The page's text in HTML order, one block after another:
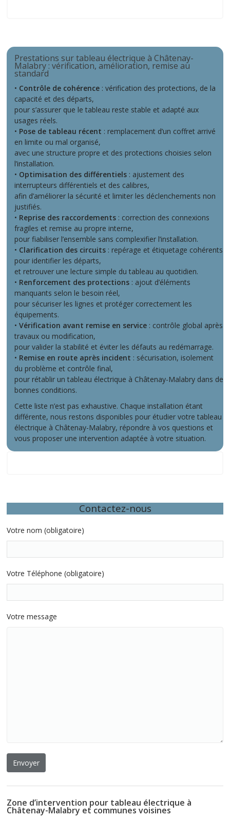
Prestations sur tableau électrique à Châtenay-
Malabry : vérification, amélioration, remise au
standard
• Contrôle de cohérence : vérification des protections, de la
capacité et des départs,
pour s’assurer que le tableau reste stable et adapté aux
usages réels.
• Pose de tableau récent : remplacement d’un coffret arrivé
en limite ou mal organisé,
avec une structure propre et des protections choisies selon
l’installation.
• Optimisation des différentiels : ajustement des
interrupteurs différentiels et des calibres,
afin d’améliorer la sécurité et limiter les déclenchements non
justifiés.
• Reprise des raccordements : correction des connexions
fragiles et remise au propre interne,
pour fiabiliser l’ensemble sans complexifier l’installation.
• Clarification des circuits : repérage et étiquetage cohérents
pour identifier les départs,
et retrouver une lecture simple du tableau au quotidien.
• Renforcement des protections : ajout d’éléments
manquants selon le besoin réel,
pour sécuriser les lignes et protéger correctement les
équipements.
• Vérification avant remise en service : contrôle global après
travaux ou modification,
pour valider la stabilité et éviter les défauts au redémarrage.
• Remise en route après incident : sécurisation, isolement
du problème et contrôle final,
pour rétablir un tableau électrique à Châtenay-Malabry dans de
bonnes conditions.
Cette liste n’est pas exhaustive. Chaque installation étant
différente, nous restons disponibles pour étudier votre tableau
électrique à Châtenay-Malabry, répondre à vos questions et
vous proposer une intervention adaptée à votre situation.
Contactez-nous
Votre nom (obligatoire)
Votre Téléphone (obligatoire)
Votre message
Zone d’intervention pour tableau électrique à
Châtenay-Malabry et communes voisines